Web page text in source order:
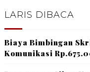
LARIS DIBACA
Biaya Bimbingan
Komunikasi